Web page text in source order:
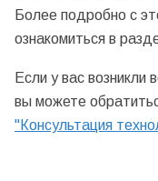
Более подробно с
ознакомиться в
Если у вас возникли
вы можете
"Консультация